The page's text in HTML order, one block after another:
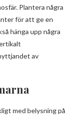
Plantera några
för att ge en
hänga upp några
av
med belysning på